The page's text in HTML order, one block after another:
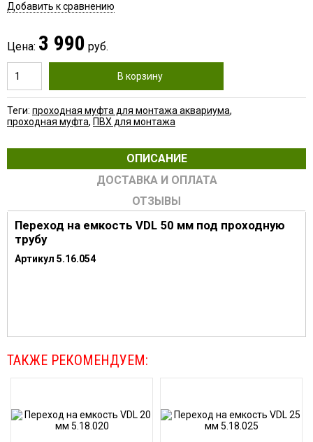
Добавить к сравнению
Цена: 3 990 руб.
В корзину
Теги: проходная муфта для монтажа аквариума,
проходная муфта, ПВХ для монтажа
ОПИСАНИЕ
ДОСТАВКА И ОПЛАТА
ОТЗЫВЫ
Переход на емкость VDL 50 мм под проходную
трубу
Артикул 5.16.054
ТАКЖЕ РЕКОМЕНДУЕМ: